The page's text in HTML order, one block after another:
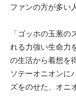
ファンの方が多い
「ゴッホの玉葱
れる力強い生命力
の生活から着想を
ソテーオニオンに
ズをのせた、オニ